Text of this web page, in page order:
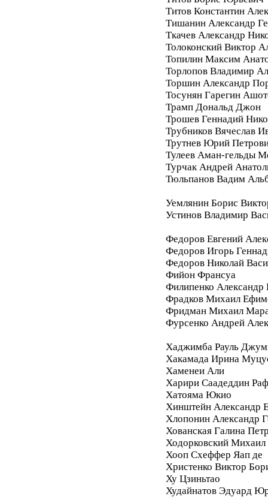
Титов Константин
Тишанин Александр
Ткачев Александр
Толоконский Виктор
Топилин Максим
Торлопов Владимир
Торшин Александр
Тосунян Гарегин
Трамп Дональд Джон
Трошев Геннадий
Трубников Вячеслав
Трутнев Юрий
Тулеев Аман-гельды
Турчак Андрей
Тюльпанов Вадим
Уемлянин Борис
Устинов Владимир
Федоров Евгений
Федоров Игорь
Федоров Николай
Фийон Франсуа
Филипенко Александр
Фрадков Михаил
Фридман Михаил
Фурсенко Андрей
Хаджимба Рауль
Хакамада Ирина
Хаменеи Али
Харири Саадеддин
Хатояма Юкио
Хинштейн Александр
Хлопонин Александр
Хованская Галина
Ходорковский Михаил
Хооп Схеффер Яап де
Христенко Виктор
Ху Цзиньтао
Худайнатов Эдуард